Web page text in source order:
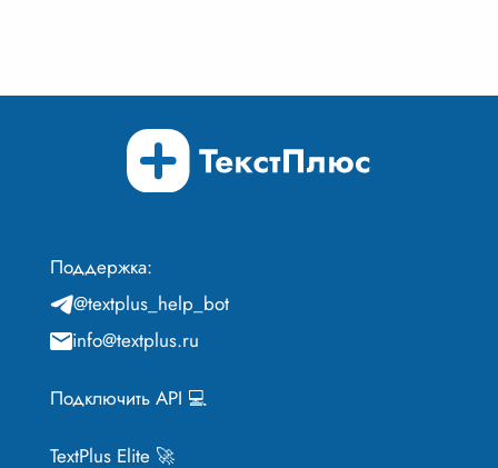
Поддержка:
@textplus_help_bot
info@textplus.ru
Подключить API 💻
TextPlus Elite 🚀